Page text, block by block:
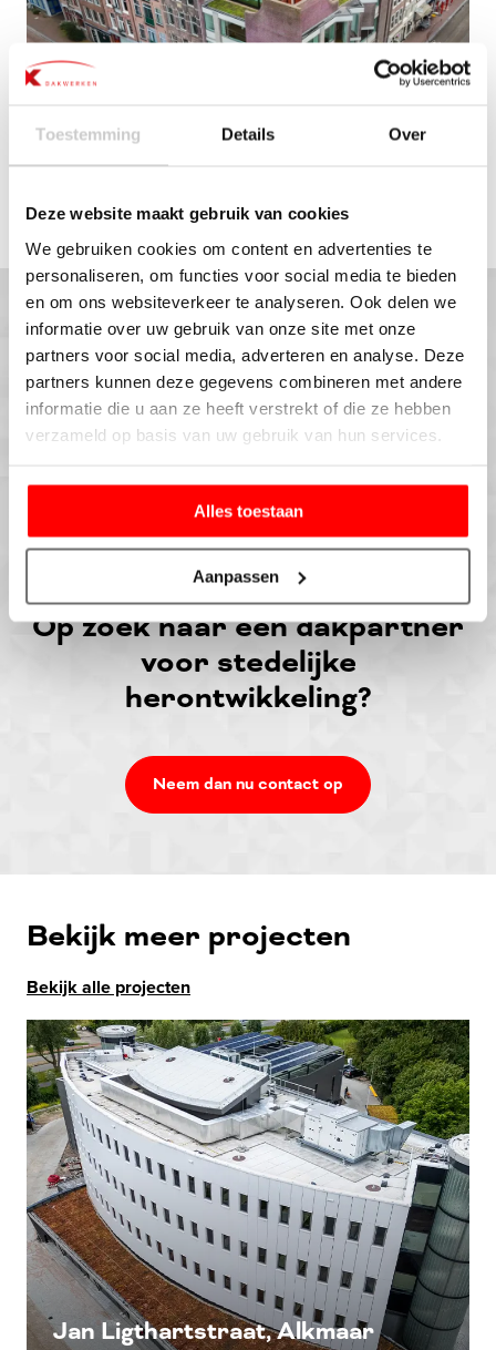
Toestemming Details Over
Deze website maakt gebruik van cookies
We gebruiken cookies om content en advertenties te
personaliseren, om functies voor social media te bieden
en om ons websiteverkeer te analyseren. Ook delen we
informatie over uw gebruik van onze site met onze
partners voor social media, adverteren en analyse. Deze
partners kunnen deze gegevens combineren met andere
informatie die u aan ze heeft verstrekt of die ze hebben
verzameld op basis van uw gebruik van hun services.
Alles toestaan
Aanpassen
Robin Korff Directeur
Op zoek naar een dakpartner
voor stedelijke
herontwikkeling?
Neem dan nu contact op
Bekijk meer projecten
Bekijk alle projecten
Jan Ligthartstraat, Alkmaar